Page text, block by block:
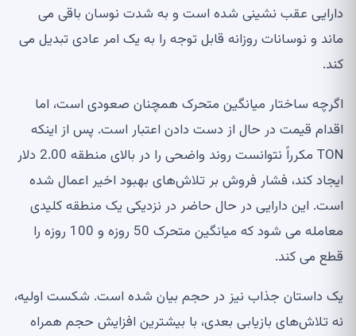
دارایی عقب نشینی شده است و به شدت نوسان باقی می
ماند و نوسانات روزانه قابل توجه را به یک امر عادی تبدیل می
کند.
اگرچه ساختار میانگین متحرک همچنان صعودی است، اما
اقدام قیمت در حال از دست دادن اعتبار است. پس از اینکه
TON مکرراً نتوانست روند واضحی را در بالای منطقه 2.00 دلار
ایجاد کند، فشار فروش بر تلاش‌های بهبود اخیر اعمال شده
است. این دارایی در حال حاضر در نزدیکی یک منطقه کلیدی
معامله می شود که میانگین متحرک 50 روزه و 100 روزه را
قطع می کند.
یک داستان جذاب نیز در حجم بیان شده است. شکست اولیه،
نه تلاش‌های بازیابی بعدی، با بیشترین افزایش حجم همراه